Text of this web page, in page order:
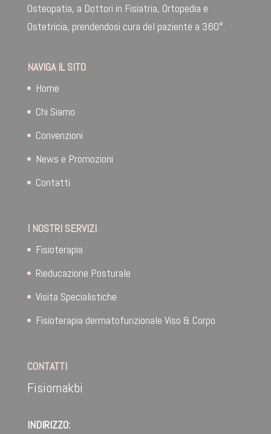
Osteopatia, a Dottori in Fisiatria, Ortopedia e
Ostetricia, prendendosi cura del paziente a 360°.
NAVIGA IL SITO
Home
Chi Siamo
Convenzioni
News e Promozioni
Contatti
I NOSTRI SERVIZI
Fisioterapia
Rieducazione Posturale
Visita Specialistiche
Fisioterapia dermatofunzionale Viso & Corpo
CONTATTI
Fisiomakbi
INDIRIZZO: